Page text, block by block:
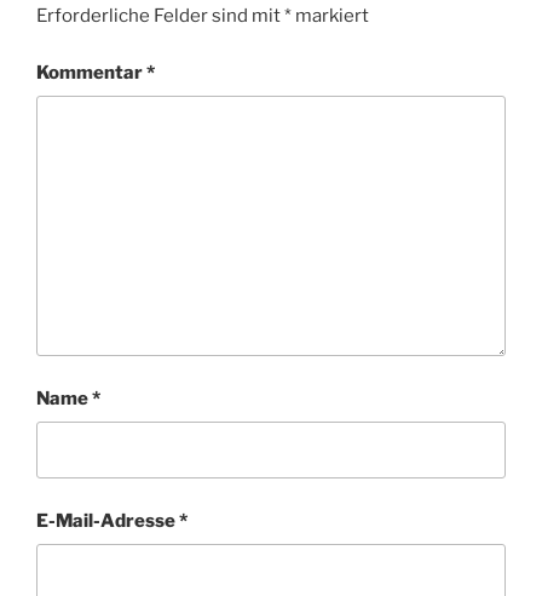
Erforderliche Felder sind mit* markiert
Kommentar*
Name*
E-Mail-Adresse*